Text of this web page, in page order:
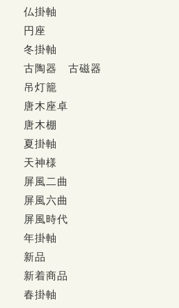
仏掛軸
円座
冬掛軸
古陶器 古磁器
吊灯籠
唐木座卓
唐木棚
夏掛軸
天神様
屏風二曲
屏風六曲
屏風時代
年掛軸
新品
新着商品
春掛軸